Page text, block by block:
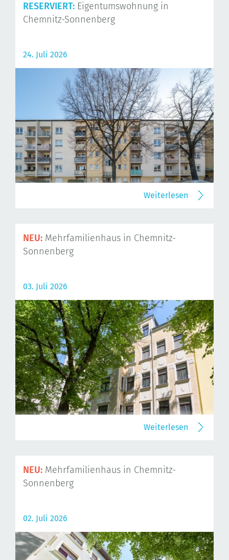
RESERVIERT: Eigentumswohnung in
Chemnitz-Sonnenberg
24. Juli 2026
Weiterlesen
NEU: Mehrfamilienhaus in Chemnitz-
Sonnenberg
03. Juli 2026
Weiterlesen
NEU: Mehrfamilienhaus in Chemnitz-
Sonnenberg
02. Juli 2026